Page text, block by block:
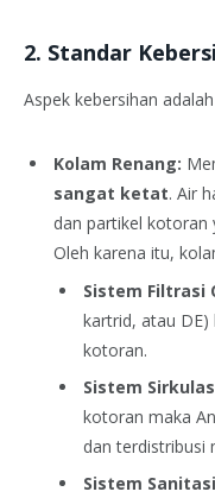
2. Standar
Aspek kebersihan
Kolam Renang:
sangat ketat. Air
dan partikel kotoran
Oleh karena itu,
Sistem Filtrasi
kartrid, atau
kotoran.
Sistem
kotoran maka
dan terdistribusi
Sistem